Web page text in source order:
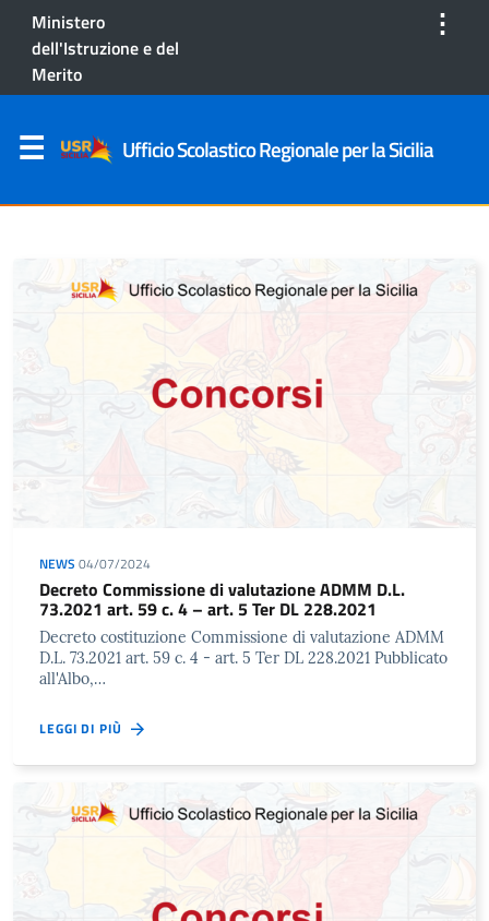
Ministero
dell'Istruzione e del
Merito
⋮
Ufficio Scolastico Regionale per la Sicilia
NEWS 04/07/2024
Decreto Commissione di valutazione ADMM D.L.
73.2021 art. 59 c. 4 – art. 5 Ter DL 228.2021
Decreto costituzione Commissione di valutazione ADMM
D.L. 73.2021 art. 59 c. 4 - art. 5 Ter DL 228.2021 Pubblicato
all'Albo,…
LEGGI DI PIÙ